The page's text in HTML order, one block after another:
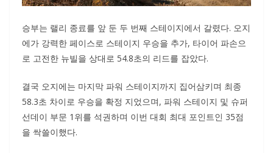
승부는 랠리 종료를 앞 둔 두 번째 스테이지에서 갈렸다. 오지
에가 강력한 페이스로 스테이지 우승을 추가, 타이어 파손으
로 고전한 뉴빌을 상대로 54.8초의 리드를 잡았다.
결국 오지에는 마지막 파워 스테이지까지 집어삼키며 최종
58.3초 차이로 우승을 확정 지었으며, 파워 스테이지 및 슈퍼
선데이 부문 1위를 석권하며 이번 대회 최대 포인트인 35점
을 싹쓸이했다.